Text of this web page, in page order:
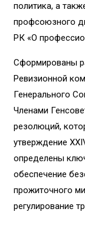
политика, а
профсоюзного
РК «О
Сформированы
Ревизионной
Генерального
Членами
резолюций,
утверждение
определены
обеспечение
прожиточного
регулирование